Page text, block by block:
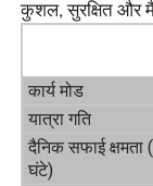
वीडियो
हमारे बारे में
फैक्टरी यात्रा
कुशल, सुरक्षित और
कार्य मोड
यात्रा गति
दैनिक सफाई क्षमता
घंटे)